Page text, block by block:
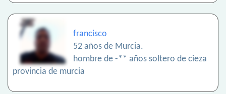
francisco
52 años de Murcia.
hombre de -** años soltero de cieza
provincia de murcia